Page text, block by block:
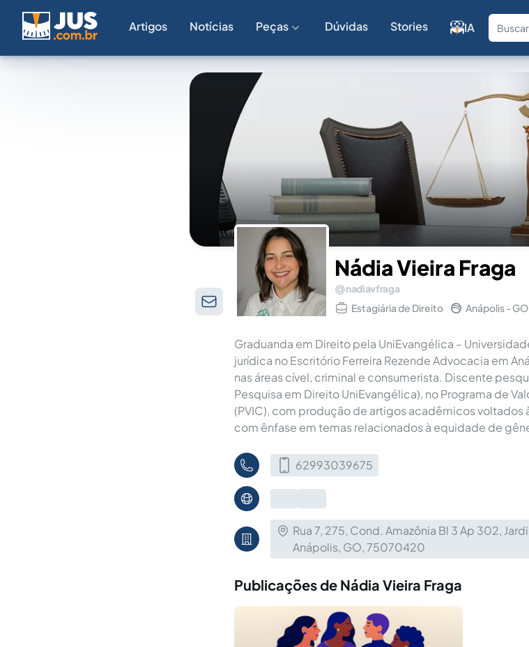
Artigos Notícias Peças Dúvidas Stories IA
Nádia Vieira Fraga
nadiavfraga
Estagiária de Direito
Anápolis - GO
Graduanda em Direito pela UniEvangélica –
jurídica no Escritório Ferreira Rezende Advocacia em
nas áreas cível, criminal e consumerista. Discente
Pesquisa em Direito UniEvangélica), no Programa de
(PVIC), com produção de artigos acadêmicos voltados
com ênfase em temas relacionados à equidade de
62993039675
Rua 7, 275, Cond. Amazônia Bl 3 Ap 302,
Anápolis, GO, 75070420
Publicações de Nádia Vieira Fraga